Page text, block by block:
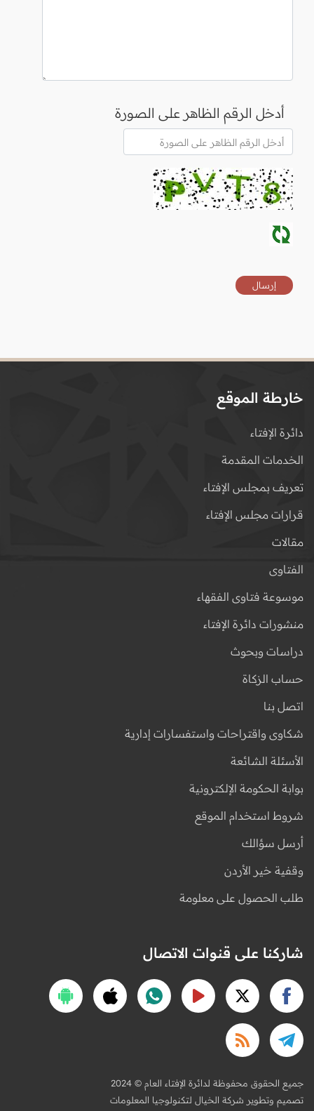
أدخل الرقم الظاهر على الصورة
خارطة الموقع
دائرة الإفتاء
الخدمات المقدمة
تعريف بمجلس الإفتاء
قرارات مجلس الإفتاء
مقالات
الفتاوى
موسوعة فتاوى الفقهاء
منشورات دائرة الإفتاء
دراسات وبحوث
حساب الزكاة
اتصل بنا
شكاوى واقتراحات واستفسارات إدارية
الأسئلة الشائعة
بوابة الحكومة الإلكترونية
شروط استخدام الموقع
أرسل سؤالك
وقفية خير الأردن
طلب الحصول على معلومة
شاركنا على قنوات الاتصال
2024 © جميع الحقوق محفوظة لدائرة الإفتاء العام
تصميم وتطوير شركة الخيال لتكنولوجيا المعلومات